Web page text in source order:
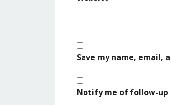
Save my name, email,
Notify me of follow-up